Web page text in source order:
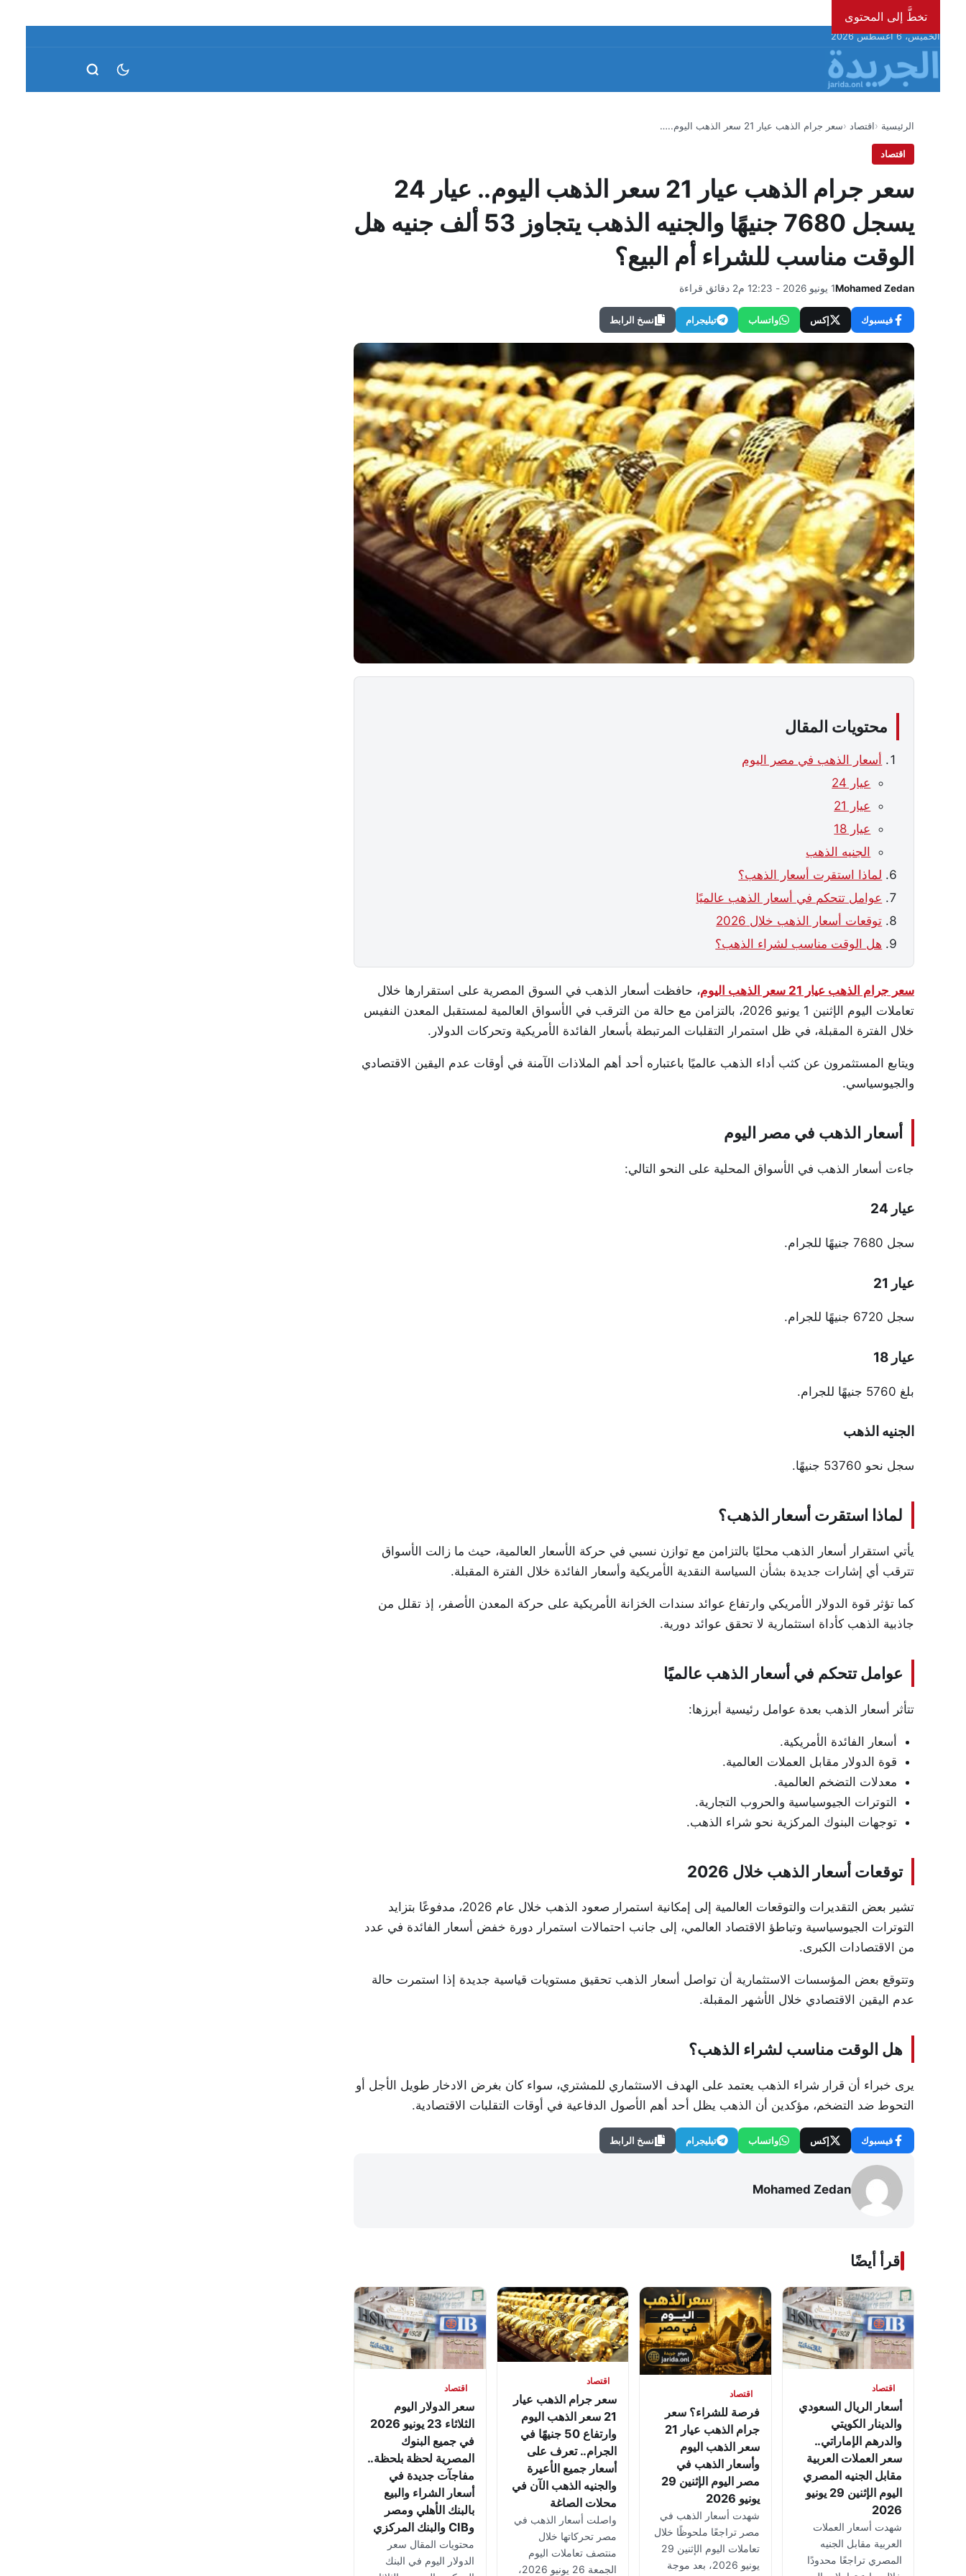
تخطَّ إلى المحتوى
الخميس، 6 أغسطس 2026
الرئيسية اقتصاد سعر جرام الذهب عيار 21 سعر الذهب اليوم..…
اقتصاد
سعر جرام الذهب عيار 21 سعر الذهب اليوم.. عيار 24
يسجل 7680 جنيهًا والجنيه الذهب يتجاوز 53 ألف جنيه هل
الوقت مناسب للشراء أم البيع؟
Mohamed Zedan1 يونيو 2026 - 12:23 م 2 دقائق قراءة
فيسبوك إكس واتساب تيليجرام نسخ الرابط
محتويات المقال
أسعار الذهب في مصر اليوم
عيار 24
عيار 21
عيار 18
الجنيه الذهب
لماذا استقرت أسعار الذهب؟
عوامل تتحكم في أسعار الذهب عالميًا
توقعات أسعار الذهب خلال 2026
هل الوقت مناسب لشراء الذهب؟
سعر جرام الذهب عيار 21 سعر الذهب اليوم
، حافظت أسعار الذهب في السوق المصرية على استقرارها خلال
تعاملات اليوم الإثنين 1 يونيو 2026، بالتزامن مع حالة من الترقب في الأسواق العالمية لمستقبل المعدن النفيس
خلال الفترة المقبلة، في ظل استمرار التقلبات المرتبطة بأسعار الفائدة الأمريكية وتحركات الدولار.
ويتابع المستثمرون عن كثب أداء الذهب عالميًا باعتباره أحد أهم الملاذات الآمنة في أوقات عدم اليقين الاقتصادي
والجيوسياسي.
أسعار الذهب في مصر اليوم
جاءت أسعار الذهب في الأسواق المحلية على النحو التالي:
عيار 24
سجل 7680 جنيهًا للجرام.
عيار 21
سجل 6720 جنيهًا للجرام.
عيار 18
بلغ 5760 جنيهًا للجرام.
الجنيه الذهب
سجل نحو 53760 جنيهًا.
لماذا استقرت أسعار الذهب؟
يأتي استقرار أسعار الذهب محليًا بالتزامن مع توازن نسبي في حركة الأسعار العالمية، حيث ما زالت الأسواق
تترقب أي إشارات جديدة بشأن السياسة النقدية الأمريكية وأسعار الفائدة خلال الفترة المقبلة.
كما تؤثر قوة الدولار الأمريكي وارتفاع عوائد سندات الخزانة الأمريكية على حركة المعدن الأصفر، إذ تقلل من
جاذبية الذهب كأداة استثمارية لا تحقق عوائد دورية.
عوامل تتحكم في أسعار الذهب عالميًا
تتأثر أسعار الذهب بعدة عوامل رئيسية أبرزها:
أسعار الفائدة الأمريكية.
قوة الدولار مقابل العملات العالمية.
معدلات التضخم العالمية.
التوترات الجيوسياسية والحروب التجارية.
توجهات البنوك المركزية نحو شراء الذهب.
توقعات أسعار الذهب خلال 2026
تشير بعض التقديرات والتوقعات العالمية إلى إمكانية استمرار صعود الذهب خلال عام 2026، مدفوعًا بتزايد
التوترات الجيوسياسية وتباطؤ الاقتصاد العالمي، إلى جانب احتمالات استمرار دورة خفض أسعار الفائدة في عدد
من الاقتصادات الكبرى.
وتتوقع بعض المؤسسات الاستثمارية أن تواصل أسعار الذهب تحقيق مستويات قياسية جديدة إذا استمرت حالة
عدم اليقين الاقتصادي خلال الأشهر المقبلة.
هل الوقت مناسب لشراء الذهب؟
يرى خبراء أن قرار شراء الذهب يعتمد على الهدف الاستثماري للمشتري، سواء كان بغرض الادخار طويل الأجل أو
التحوط ضد التضخم، مؤكدين أن الذهب يظل أحد أهم الأصول الدفاعية في أوقات التقلبات الاقتصادية.
فيسبوك إكس واتساب تيليجرام نسخ الرابط
Mohamed Zedan
اقرأ أيضًا
اقتصاد
أسعار الريال السعودي
والدينار الكويتي
والدرهم الإماراتي..
سعر العملات العربية
مقابل الجنيه المصري
اليوم الإثنين 29 يونيو
2026
شهدت أسعار العملات
العربية مقابل الجنيه
المصري تراجعًا محدودًا
اقتصاد
فرصة للشراء؟ سعر
جرام الذهب عيار 21
سعر الذهب اليوم
وأسعار الذهب في
مصر اليوم الإثنين 29
يونيو 2026
شهدت أسعار الذهب في
مصر تراجعًا ملحوظًا خلال
تعاملات اليوم الإثنين 29
يونيو 2026، بعد موجة
اقتصاد
سعر جرام الذهب عيار
21 سعر الذهب اليوم
وارتفاع 50 جنيهًا في
الجرام.. تعرف على
أسعار جميع الأعيرة
والجنيه الذهب الآن في
محلات الصاغة
واصلت أسعار الذهب في
مصر تحركاتها خلال
منتصف تعاملات اليوم
الجمعة 26 يونيو 2026،
اقتصاد
سعر الدولار اليوم
الثلاثاء 23 يونيو 2026
في جميع البنوك
المصرية لحظة بلحظة..
مفاجآت جديدة في
أسعار الشراء والبيع
بالبنك الأهلي ومصر
وCIB والبنك المركزي
محتويات المقال سعر
الدولار اليوم في البنك